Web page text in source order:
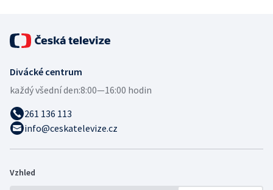
Divácké centrum
každý všední den:8:00—16:00 hodin
261 136 113
info@ceskatelevize.cz
Vzhled